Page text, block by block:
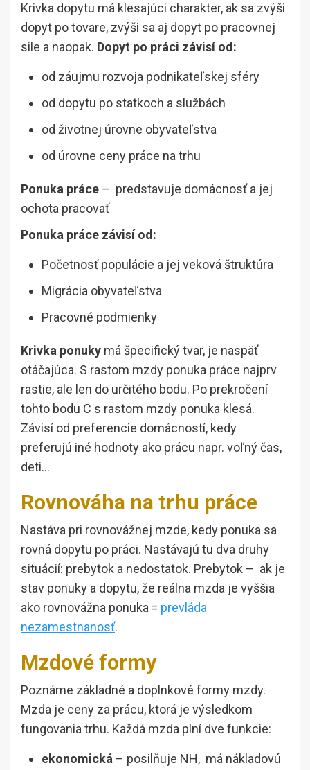
Krivka dopytu má klesajúci charakter, ak sa zvýši
dopyt po tovare, zvýši sa aj dopyt po pracovnej
sile a naopak. Dopyt po práci závisí od:
od záujmu rozvoja podnikateľskej sféry
od dopytu po statkoch a službách
od životnej úrovne obyvateľstva
od úrovne ceny práce na trhu
Ponuka práce – predstavuje domácnosť a jej
ochota pracovať
Ponuka práce závisí od:
Početnosť populácie a jej veková štruktúra
Migrácia obyvateľstva
Pracovné podmienky
Krivka ponuky má špecifický tvar, je naspäť
otáčajúca. S rastom mzdy ponuka práce najprv
rastie, ale len do určitého bodu. Po prekročení
tohto bodu C s rastom mzdy ponuka klesá.
Závisí od preferencie domácností, kedy
preferujú iné hodnoty ako prácu napr. voľný čas,
deti…
Rovnováha na trhu práce
Nastáva pri rovnovážnej mzde, kedy ponuka sa
rovná dopytu po práci. Nastávajú tu dva druhy
situácií: prebytok a nedostatok. Prebytok – ak je
stav ponuky a dopytu, že reálna mzda je vyššia
ako rovnovážna ponuka = prevláda
nezamestnanosť.
Mzdové formy
Poznáme základné a doplnkové formy mzdy.
Mzda je ceny za prácu, ktorá je výsledkom
fungovania trhu. Každá mzda plní dve funkcie:
ekonomická – posilňuje NH, má nákladovú